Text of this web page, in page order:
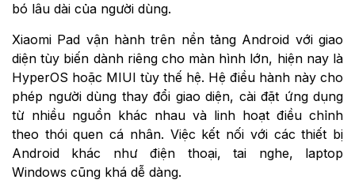
bó lâu dài của người dùng.
Xiaomi Pad vận hành trên nền tảng Android với giao
diện tùy biến dành riêng cho màn hình lớn, hiện nay là
HyperOS hoặc MIUI tùy thế hệ. Hệ điều hành này cho
phép người dùng thay đổi giao diện, cài đặt ứng dụng
từ nhiều nguồn khác nhau và linh hoạt điều chỉnh
theo thói quen cá nhân. Việc kết nối với các thiết bị
Android khác như điện thoại, tai nghe, laptop
Windows cũng khá dễ dàng.